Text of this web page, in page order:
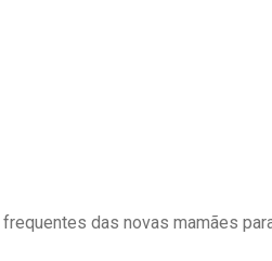
das novas mamães